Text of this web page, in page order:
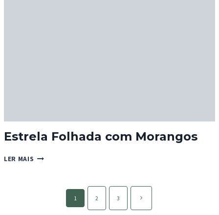
Estrela Folhada com Morangos
LER MAIS ESTRELA
MORANGOS
navigation
1 2 3
Página
seguinte